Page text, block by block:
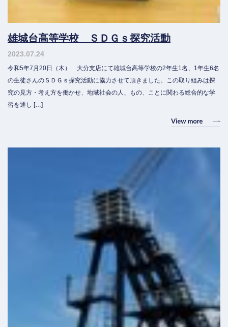
雄城台高等学校 ＳＤＧｓ探究活動
2023.07.24
令和5年7月20日（木） 大分支店にて雄城台高等学校の2年生1名、1年生6名
の生徒さんのＳＤＧｓ探究活動に協力させて頂きました。この取り組みは探
究の見方・考え方を働かせ、地域社会の人、もの、ことに関わる総合的な学
習を通し […]